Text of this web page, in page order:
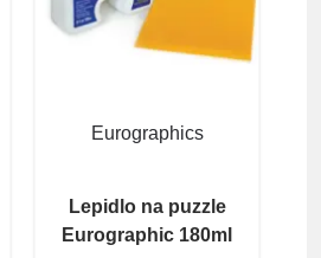
Eurographics
Lepidlo na puzzle
Eurographic 180ml